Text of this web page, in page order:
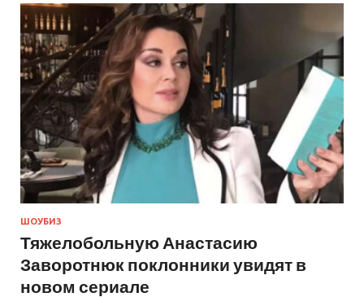
ШОУБИЗ
Тяжелобольную Анастасию
Заворотнюк поклонники увидят в
новом сериале